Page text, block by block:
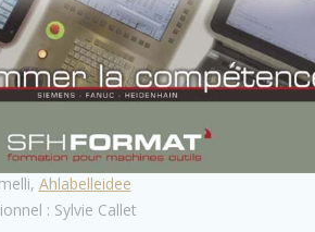
Ahlabelleidee
: Sylvie Callet